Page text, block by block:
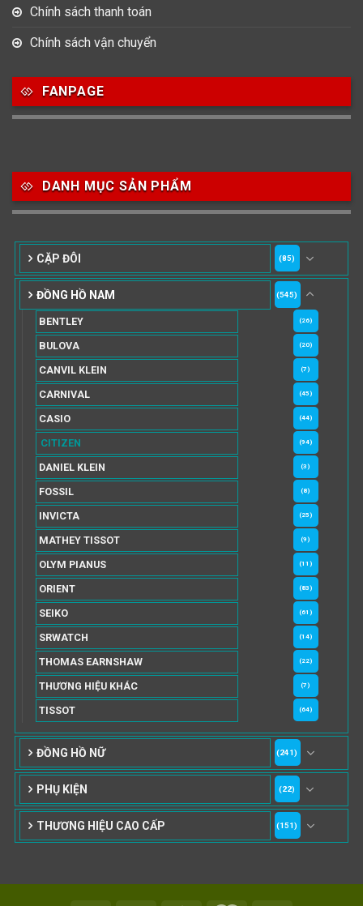
Chính sách thanh toán
Chính sách vận chuyển
FANPAGE
DANH MỤC SẢN PHẨM
CẶP ĐÔI (85)
ĐỒNG HỒ NAM (545)
BENTLEY (26)
BULOVA (20)
CANVIL KLEIN (7)
CARNIVAL (45)
CASIO (44)
CITIZEN (94)
DANIEL KLEIN (3)
FOSSIL (8)
INVICTA (25)
MATHEY TISSOT (9)
OLYM PIANUS (11)
ORIENT (83)
SEIKO (61)
SRWATCH (14)
THOMAS EARNSHAW (22)
THƯƠNG HIỆU KHÁC (7)
TISSOT (64)
ĐỒNG HỒ NỮ (241)
PHỤ KIỆN (22)
THƯƠNG HIỆU CAO CẤP (151)